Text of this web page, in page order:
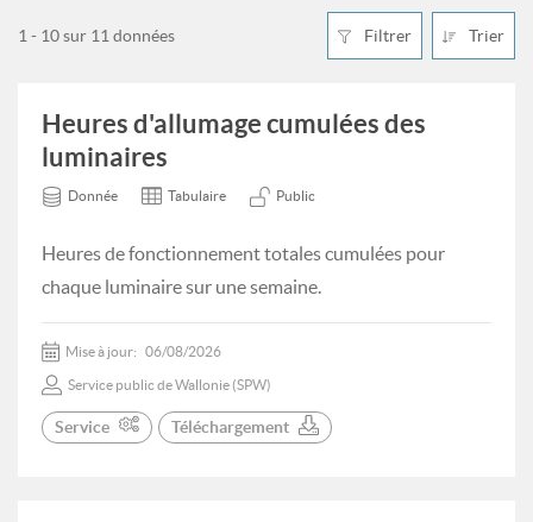
Filtrer Trier
1 - 10 sur 11 données
Heures d'allumage cumulées des
luminaires
Donnée Tabulaire Public
Heures de fonctionnement totales cumulées pour
chaque luminaire sur une semaine.
Mise à jour: 06/08/2026
Service public de Wallonie (SPW)
Service Téléchargement